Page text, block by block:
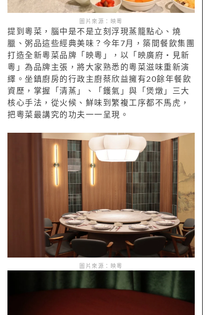
圖片來源：映粵
提到粵菜，腦中是不是立刻浮現蒸籠點心、燒
臘、粥品這些經典美味？今年7月，築間餐飲集團
打造全新粵菜品牌「映粵」，以「映廣府・見新
粵」為品牌主張，將大家熟悉的粵菜滋味重新演
繹。坐鎮廚房的行政主廚蔡欣益擁有20餘年餐飲
資歷，掌握「清蒸」、「鑊氣」與「煲燉」三大
核心手法，從火候、鮮味到繁複工序都不馬虎，
把粵菜最講究的功夫一一呈現。
圖片來源：映粵